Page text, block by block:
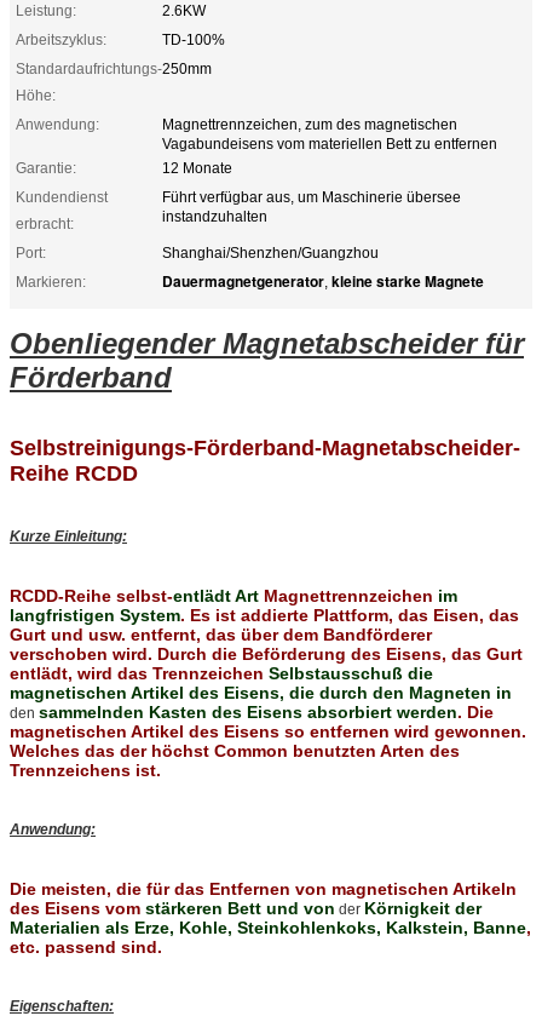
Leistung:
2.6KW
Arbeitszyklus:
TD-100%
Standardaufrichtungs-
Höhe:
250mm
Anwendung:
Magnettrennzeichen, zum des magnetischen
Vagabundeisens vom materiellen Bett zu entfernen
Garantie:
12 Monate
Kundendienst
erbracht:
Führt verfügbar aus, um Maschinerie übersee
instandzuhalten
Port:
Shanghai/Shenzhen/Guangzhou
Markieren:
Dauermagnetgenerator, kleine starke Magnete
Obenliegender Magnetabscheider für
Förderband
Selbstreinigungs-Förderband-Magnetabscheider-
Reihe RCDD
Kurze Einleitung:
RCDD-Reihe selbst-entlädt Art Magnettrennzeichen im
langfristigen System. Es ist addierte Plattform, das Eisen, das
Gurt und usw. entfernt, das über dem Bandförderer
verschoben wird. Durch die Beförderung des Eisens, das Gurt
entlädt, wird das Trennzeichen Selbstausschuß die
magnetischen Artikel des Eisens, die durch den Magneten in
den sammelnden Kasten des Eisens absorbiert werden. Die
magnetischen Artikel des Eisens so entfernen wird gewonnen.
Welches das der höchst Common benutzten Arten des
Trennzeichens ist.
Anwendung:
Die meisten, die für das Entfernen von magnetischen Artikeln
des Eisens vom stärkeren Bett und von der Körnigkeit der
Materialien als Erze, Kohle, Steinkohlenkoks, Kalkstein, Banne,
etc. passend sind.
Eigenschaften: